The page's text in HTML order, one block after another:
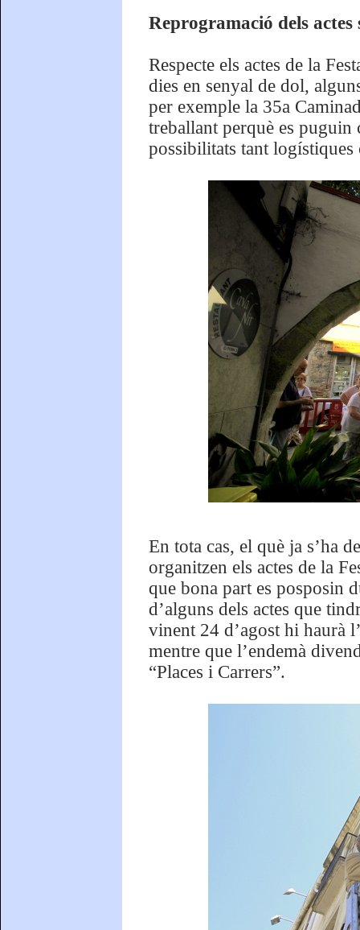
Reprogramació dels
Respecte els actes de la
dies en senyal de dol,
per exemple la 35a
treballant perquè es puguin
possibilitats tant logístiques
En tota cas, el què ja s’ha
organitzen els actes de la
que bona part es posposin
d’alguns dels actes que
vinent 24 d’agost hi haurà
mentre que l’endemà
“Places i Carrers”.